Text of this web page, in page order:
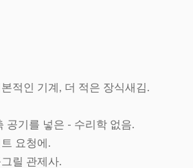
적인 기계, 더 적은 장식새김.
공기를 넣은 - 수리학 없음.
요청에.
릴 관제사.